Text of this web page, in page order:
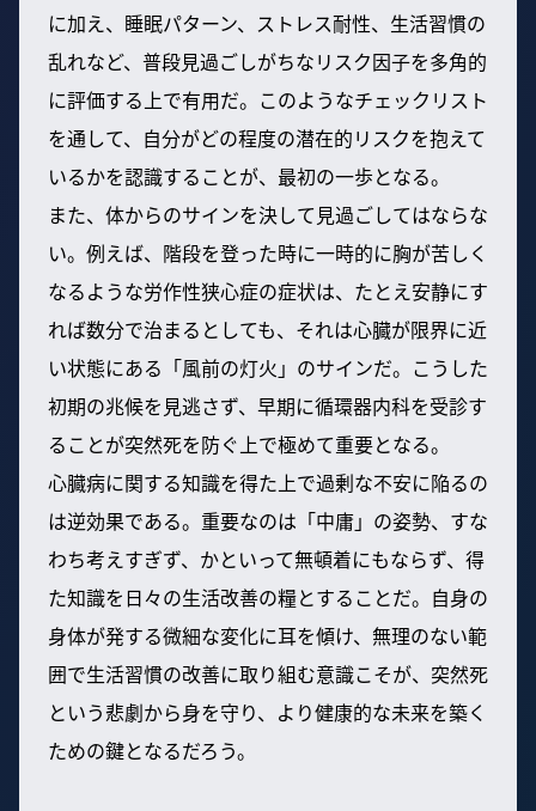
に加え、睡眠パターン、ストレス耐性、生活習慣の
乱れなど、普段見過ごしがちなリスク因子を多角的
に評価する上で有用だ。このようなチェックリスト
を通して、自分がどの程度の潜在的リスクを抱えて
いるかを認識することが、最初の一歩となる。
また、体からのサインを決して見過ごしてはならな
い。例えば、階段を登った時に一時的に胸が苦しく
なるような労作性狭心症の症状は、たとえ安静にす
れば数分で治まるとしても、それは心臓が限界に近
い状態にある「風前の灯火」のサインだ。こうした
初期の兆候を見逃さず、早期に循環器内科を受診す
ることが突然死を防ぐ上で極めて重要となる。
心臓病に関する知識を得た上で過剰な不安に陥るの
は逆効果である。重要なのは「中庸」の姿勢、すな
わち考えすぎず、かといって無頓着にもならず、得
た知識を日々の生活改善の糧とすることだ。自身の
身体が発する微細な変化に耳を傾け、無理のない範
囲で生活習慣の改善に取り組む意識こそが、突然死
という悲劇から身を守り、より健康的な未来を築く
ための鍵となるだろう。